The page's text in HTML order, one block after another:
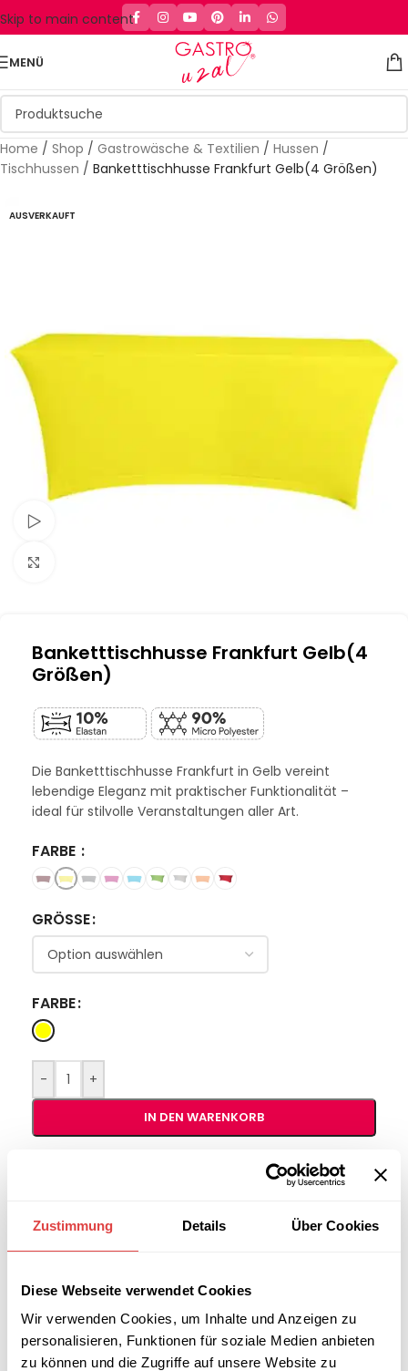
Zustimmung Details Über Cookies
Diese Webseite verwendet Cookies
Wir verwenden Cookies, um Inhalte und Anzeigen zu
personalisieren, Funktionen für soziale Medien anbieten
zu können und die Zugriffe auf unsere Website zu
Skip to main content
MENÜ
Home / Shop / Gastrowäsche & Textilien / Hussen /
Tischhussen / Banketttischhusse Frankfurt Gelb(4 Größen)
AUSVERKAUFT
Banketttischhusse Frankfurt Gelb(4
Größen)
Die Banketttischhusse Frankfurt in Gelb vereint
lebendige Eleganz mit praktischer Funktionalität –
ideal für stilvolle Veranstaltungen aller Art.
FARBE
GRÖSSE
FARBE
- +
IN DEN WARENKORB
B2B-Angebot
Artikelnummer:
Marke:Gastro Uzal
Teilen: